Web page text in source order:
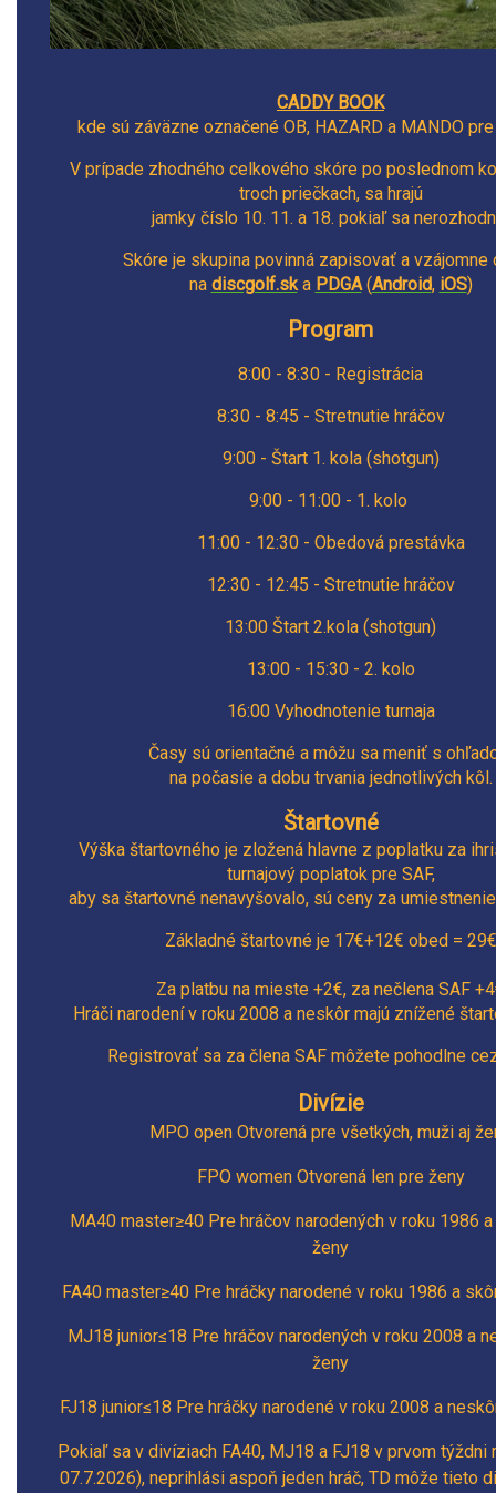
CADDY BOOK
kde sú záväzne označené OB, HAZARD a MANDO
V prípade zhodného celkového skóre po poslednom
troch priečkach, sa hrajú
jamky číslo 10. 11. a 18. pokiaľ sa
Skóre je skupina povinná zapisovať a vzájomne
na discgolf.ska PDGA(Android, iOS)
Program
8:00 - 8:30 - Registrácia
8:30 - 8:45 - Stretnutie hráčov
9:00 - Štart 1. kola (shotgun)
9:00 - 11:00 - 1. kolo
11:00 - 12:30 - Obedová prestávka
12:30 - 12:45 - Stretnutie hráčov
13:00 Štart 2.kola (shotgun)
13:00 - 15:30 - 2. kolo
16:00 Vyhodnotenie turnaja
Časy sú orientačné a môžu sa meniť s
na počasie a dobu trvania jednotlivých kôl.
Štartovné
Výška štartovného je zložená hlavne z poplatku za
turnajový poplatok pre SAF,
aby sa štartovné nenavyšovalo, sú ceny za
Základné štartovné je 17€+12€ obed = 29€
Za platbu na mieste +2€, za nečlena SAF +4
Hráči narodení v roku 2008 a neskôr majú znížené
Registrovať sa za člena SAF môžete pohodlne
Divízie
MPO open Otvorená pre všetkých, muži aj
FPO women Otvorená len pre ženy
MA40 master≥40 Pre hráčov narodených v roku 1986
ženy
FA40 master≥40 Pre hráčky narodené v roku 1986 a
MJ18 junior≤18 Pre hráčov narodených v roku 2008 a
ženy
FJ18 junior≤18 Pre hráčky narodené v roku 2008 a
Pokiaľ sa v divíziach FA40, MJ18 a FJ18 v prvom týždni
07.7.2026), neprihlási aspoň jeden hráč, TD môže tieto